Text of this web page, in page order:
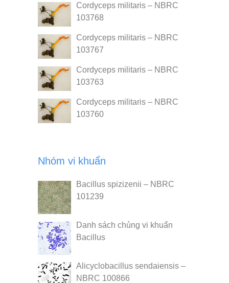
Cordyceps militaris – NBRC
103768
Cordyceps militaris – NBRC
103767
Cordyceps militaris – NBRC
103763
Cordyceps militaris – NBRC
103760
Nhóm vi khuẩn
Bacillus spizizenii – NBRC
101239
Danh sách chủng vi khuẩn
Bacillus
Alicyclobacillus sendaiensis –
NBRC 100866